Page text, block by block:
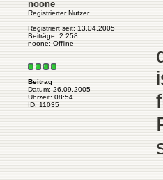
noone
Registrierter Nutzer
Registriert seit: 13.04.2005
Beiträge: 2.258
noone: Offline
Beitrag
Datum: 26.09.2005
Uhrzeit: 08:54
ID: 11035